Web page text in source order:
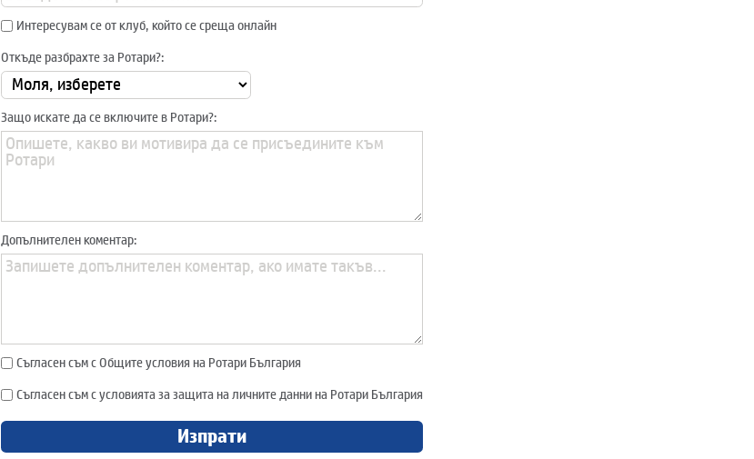
Интересувам се от клуб, който се среща онлайн
Откъде разбрахте за Ротари?:
Защо искате да се включите в Ротари?:
Допълнителен коментар:
Съгласен съм с Общите условия на Ротари България
Съгласен съм с условията за защита на личните данни на Ротари България
Изпрати